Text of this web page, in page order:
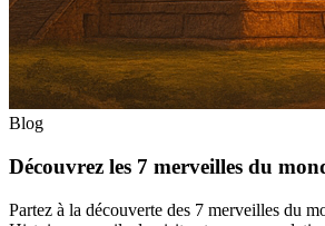
Blog
Découvrez les 7 merveilles du
Partez à la découverte des 7 merveilles du